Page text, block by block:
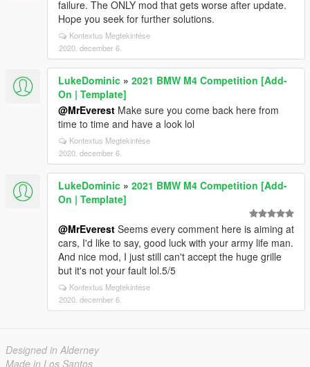
failure. The ONLY mod that gets worse after update.
Hope you seek for further solutions.
Kontextus Megtekintése
2020. december 6.
LukeDominic » 2021 BMW M4 Competition [Add-
On | Template]
@MrEverest Make sure you come back here from
time to time and have a look lol
Kontextus Megtekintése
2020. december 6.
LukeDominic » 2021 BMW M4 Competition [Add-
On | Template]
@MrEverest Seems every comment here is aiming at
cars, I'd like to say, good luck with your army life man.
And nice mod, I just still can't accept the huge grille
but it's not your fault lol.5/5
Kontextus Megtekintése
2020. december 6.
Designed in Alderney
Made in Los Santos